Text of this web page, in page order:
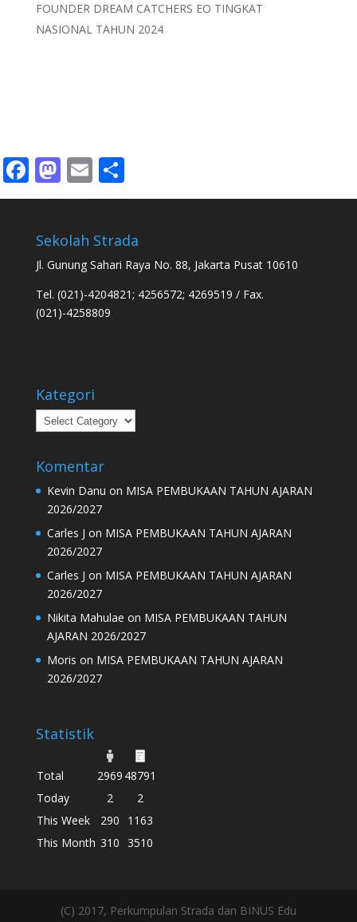
FOUNDER DREAM CATCHERS EO TINGKAT
NASIONAL TAHUN 2024
Facebook
Mastodon
Email
Sekolah Strada
Jl. Gunung Sahari Raya No. 88, Jakarta Pusat 10610
Tel. (021)-4204821; 4256572; 4269519 / Fax.
(021)-4258809
Kategori
Kategori
Komentar
Kevin Danu on MISA PEMBUKAAN TAHUN AJARAN
2026/2027
Carles J on MISA PEMBUKAAN TAHUN AJARAN
2026/2027
Carles J on MISA PEMBUKAAN TAHUN AJARAN
2026/2027
Nikita Mahulae on MISA PEMBUKAAN TAHUN
AJARAN 2026/2027
Moris on MISA PEMBUKAAN TAHUN AJARAN
2026/2027
Statistik
Total 2969 48791
Today
2
2
This Week
290
1163
This Month 310 3510
(C) 2017, Perkumpulan Strada dan BINUS Edu